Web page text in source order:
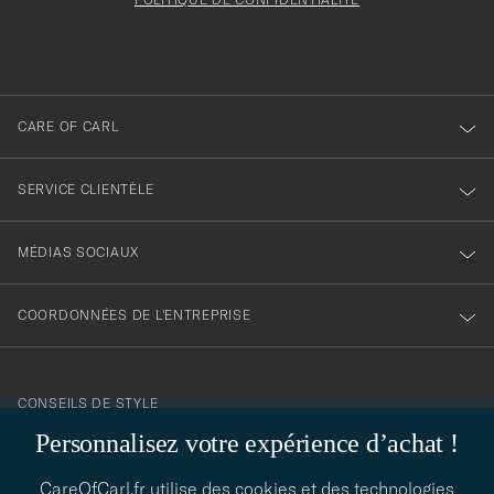
Personnalisez votre expérience d’achat !
CareOfCarl.fr utilise des cookies et des technologies
CARE OF CARL
SERVICE CLIENTÈLE
MÉDIAS SOCIAUX
COORDONNÉES DE L'ENTREPRISE
CONSEILS DE STYLE
Besoin d'aide pour trouver votre style ? Laissez-nous vous guider,